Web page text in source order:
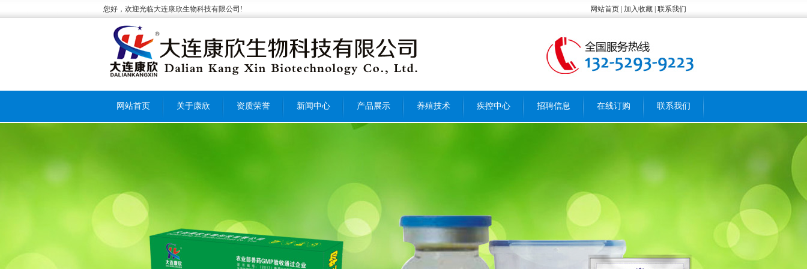
您好，欢迎光临大连康欣生物科技有限公司! 网站首页 | 加入收藏 | 联系我们
网站首页 关于康欣 资质荣誉 新闻中心 产品展示 养殖技术 疾控中心 招聘信息 在线订购 联系我们